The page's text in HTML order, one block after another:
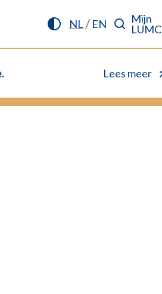
NL/ EN
Mijn
LUMC
Lees meer